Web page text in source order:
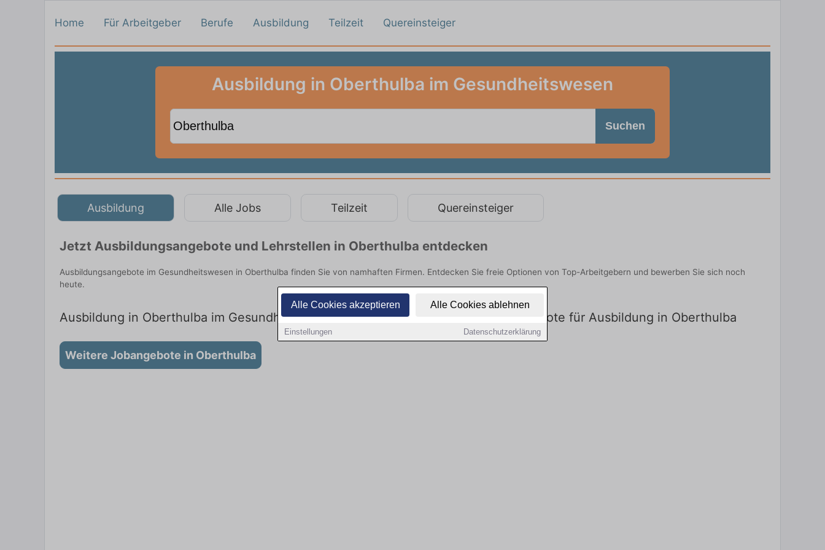
Alle Cookies akzeptieren Alle Cookies ablehnen
Einstellungen Datenschutzerklärung
Home Für Arbeitgeber Berufe Ausbildung Teilzeit Quereinsteiger
Ausbildung in Oberthulba im Gesundheitswesen
Suchen
Ausbildung Alle Jobs Teilzeit Quereinsteiger
Jetzt Ausbildungsangebote und Lehrstellen in Oberthulba entdecken
Ausbildungsangebote im Gesundheitswesen in Oberthulba finden Sie von namhaften Firmen. Entdecken Sie freie Optionen von Top-Arbeitgebern und bewerben Sie sich noch
heute.
Ausbildung in Oberthulba im Gesundheitswesen: Aktuell gibt es keine Stellenangebote für Ausbildung in Oberthulba
Weitere Jobangebote in Oberthulba